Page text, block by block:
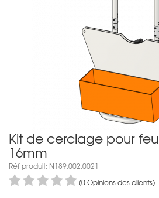
Kit de cerclage pour
16mm
Réf produit: N189.002.0021
(0 Opinions des clients)